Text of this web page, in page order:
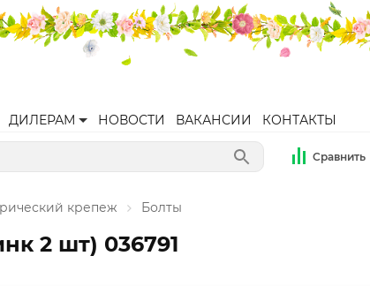
ДИЛЕРАМ НОВОСТИ ВАКАНСИИ КОНТАКТЫ
Сравнить
крепеж Болты
2 шт) 036791